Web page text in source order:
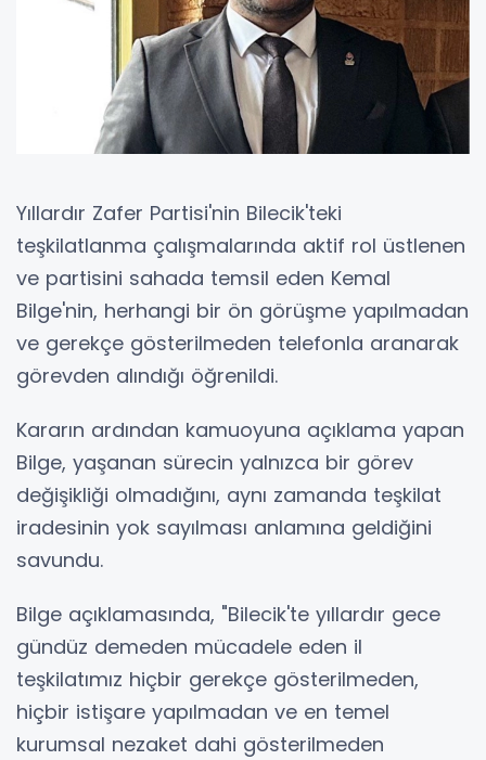
Yıllardır Zafer Partisi'nin Bilecik'teki
teşkilatlanma çalışmalarında aktif rol üstlenen
ve partisini sahada temsil eden Kemal
Bilge'nin, herhangi bir ön görüşme yapılmadan
ve gerekçe gösterilmeden telefonla aranarak
görevden alındığı öğrenildi.
Kararın ardından kamuoyuna açıklama yapan
Bilge, yaşanan sürecin yalnızca bir görev
değişikliği olmadığını, aynı zamanda teşkilat
iradesinin yok sayılması anlamına geldiğini
savundu.
Bilge açıklamasında, "Bilecik'te yıllardır gece
gündüz demeden mücadele eden il
teşkilatımız hiçbir gerekçe gösterilmeden,
hiçbir istişare yapılmadan ve en temel
kurumsal nezaket dahi gösterilmeden